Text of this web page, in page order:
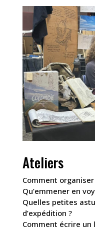
Ateliers
Comment
Qu’emmener en
Quelles petites
d’expédition ?
Comment écrire un